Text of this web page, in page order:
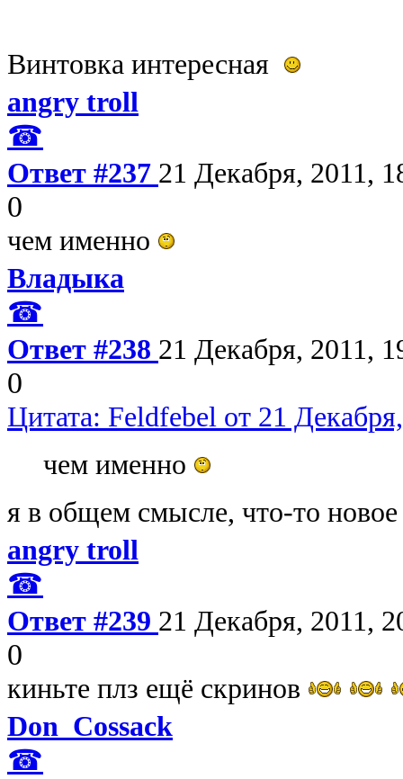
Винтовка интересная
angry troll
☎
Ответ #237 21 Декабря, 2011,
0
чем именно
Владыка
☎
Ответ #238 21 Декабря, 2011,
0
Цитата: Feldfebel от 21
чем именно
я в общем смысле, что-то
angry troll
☎
Ответ #239 21 Декабря, 2011,
0
киньте плз ещё скринов
Don_Cossack
☎